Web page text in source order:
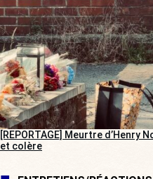
[REPORTAGE] Meurtre d’Henry
et colère